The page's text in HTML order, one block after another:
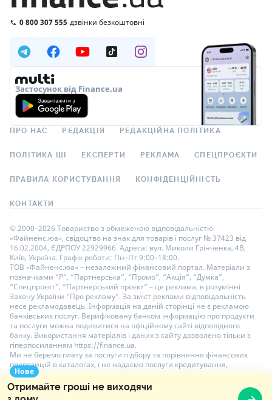
Нове
Отримайте гроші не виходячи
0 800 307 555 дзвінки безкоштовні
Застосунок від Finance.ua
ПРО НАС РЕДАКЦІЯ РЕДАКЦІЙНА ПОЛІТИКА
ПОЛІТИКА ШІ ЕКСПЕРТИ РЕКЛАМА СПЕЦПРОЄКТИ
ПРАВИЛА КОРИСТУВАННЯ КОНФІДЕНЦІЙНІСТЬ
КОНТАКТИ
© 2000–2026 Товариство з обмеженою відповідальністю
«Файненс.юа», свідоцтво на знак для товарів і послуг № 37423 від
16.02.2004, ЄДРПОУ 22929966. Адреса: вул. Миколи Грінченка, 4В,
Київ, Україна. Графік роботи: Пн–Пт 9:00–18:00.
ТОВ «Файненс.юа» – незалежний фінансовий портал. Матеріали з
позначками “Р”, “Партнерська”, “Промо”, “Акція”, “Думка”,
“Спецпроєкт”, “Партнерський проєкт” – це реклама, в розумінні
Закону України “Про рекламу”. За зміст реклами відповідальність
несе рекламодавець. Інформація на даній сторінці не є рекламою
банківських послуг. Верифіковану банком інформацію про продукти
та послуги можна подивитися на офіційному сайті відповідного
банку. Використання матеріалів і даних з сайту дозволено тільки з
гіперпосиланням https://finance.ua.
Ми не беремо плату за послуги підбору та порівняння фінансових
пропозицій в каталогах, і не надаємо послуги кредитування,
розміщення депозитів і страхування. Ваші особисті дані на сайті
захищені шифруванням AES-256.